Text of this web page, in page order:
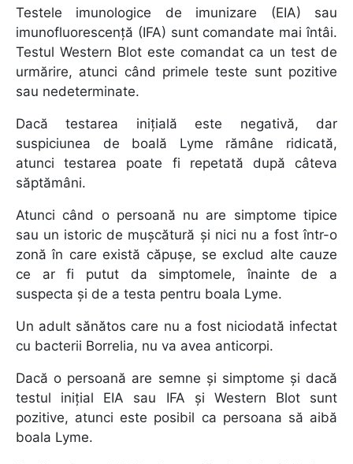
Testele imunologice de imunizare (EIA) sau
imunofluorescență (IFA) sunt comandate mai întâi.
Testul Western Blot este comandat ca un test de
urmărire, atunci când primele teste sunt pozitive
sau nedeterminate.
Dacă testarea inițială este negativă, dar
suspiciunea de boală Lyme rămâne ridicată,
atunci testarea poate fi repetată după câteva
săptămâni.
Atunci când o persoană nu are simptome tipice
sau un istoric de mușcătură și nici nu a fost într-o
zonă în care există căpușe, se exclud alte cauze
ce ar fi putut da simptomele, înainte de a
suspecta și de a testa pentru boala Lyme.
Un adult sănătos care nu a fost niciodată infectat
cu bacterii Borrelia, nu va avea anticorpi.
Dacă o persoană are semne și simptome și dacă
testul inițial EIA sau IFA și Western Blot sunt
pozitive, atunci este posibil ca persoana să aibă
boala Lyme.